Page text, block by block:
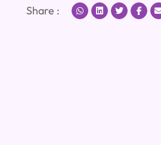
Share :